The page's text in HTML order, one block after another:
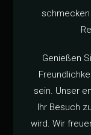
Genießen
sein. Unser
Ihr Besuch
wird. Wir